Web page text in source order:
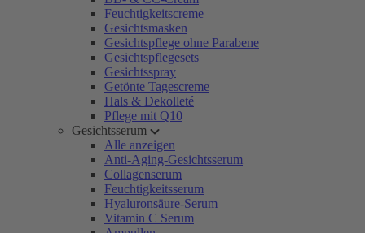
Feuchtigkeitscreme
Gesichtsmasken
Gesichtspflege ohne Parabene
Gesichtspflegesets
Gesichtsspray
Getönte Tagescreme
Hals & Dekolleté
Pflege mit Q10
Gesichtsserum
Alle anzeigen
Anti-Aging-Gesichtsserum
Collagenserum
Feuchtigkeitsserum
Hyaluronsäure-Serum
Vitamin C Serum